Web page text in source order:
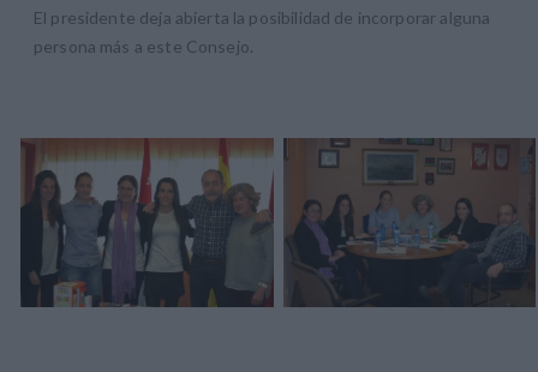
El presidente deja abierta la posibilidad de incorporar alguna
persona más a este Consejo.